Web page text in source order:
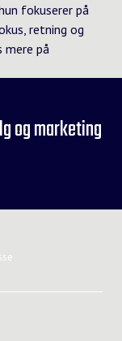
fokuserer på
retning og
på
og marketing